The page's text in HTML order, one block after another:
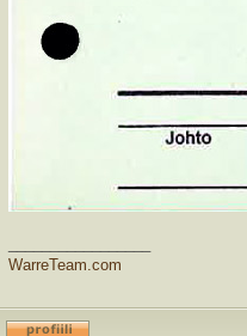
WarreTeam.com